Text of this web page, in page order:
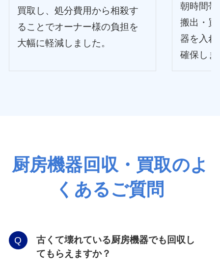
買取し、処分費用から相殺す
ることでオーナー様の負担を
大幅に軽減しました。
朝時間
搬出・
器を入
確保しま
厨房機器回収・買取のよ
くあるご質問
古くて壊れている厨房機器でも回収し
てもらえますか？